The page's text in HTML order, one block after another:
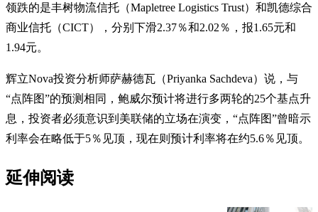
领跌的是丰树物流信托（Mapletree Logistics Trust）和凯德综合
商业信托（CICT），分别下滑2.37％和2.02％，报1.65元和
1.94元。
辉立Nova投资分析师萨赫德瓦（Priyanka Sachdeva）说，与
“点阵图”的预测相同，鲍威尔预计将进行多两轮的25个基点升
息，投资者必须意识到美联储的立场在演变，“点阵图”曾暗示
利率会在略低于5％见顶，现在则预计利率将在约5.6％见顶。
延伸阅读